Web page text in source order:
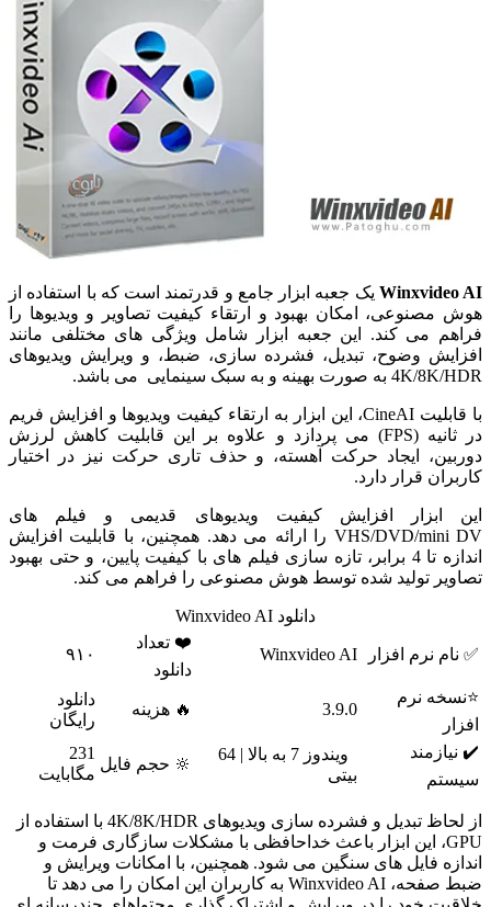
Winxvideo AI یک جعبه ابزار جامع و قدرتمند است که با استفاده از
هوش مصنوعی، امکان بهبود و ارتقاء کیفیت تصاویر و ویدیوها را
فراهم می کند. این جعبه ابزار شامل ویژگی های مختلفی مانند
افزایش وضوح، تبدیل، فشرده سازی، ضبط، و ویرایش ویدیوهای
4K/8K/HDR به صورت بهینه و به سبک سینمایی می باشد.
با قابلیت CineAI، این ابزار به ارتقاء کیفیت ویدیوها و افزایش فریم
در ثانیه (FPS) می پردازد و علاوه بر این قابلیت کاهش لرزش
دوربین، ایجاد حرکت آهسته، و حذف تاری حرکت نیز در اختیار
کاربران قرار دارد.
این ابزار افزایش کیفیت ویدیوهای قدیمی و فیلم های
VHS/DVD/mini DV را ارائه می دهد. همچنین، با قابلیت افزایش
اندازه تا 4 برابر، تازه سازی فیلم های با کیفیت پایین، و حتی بهبود
تصاویر تولید شده توسط هوش مصنوعی را فراهم می کند.
دانلود Winxvideo AI
✅ نام نرم افزار Winxvideo AI
❤️ تعداد
دانلود
۹۱۰
⭐نسخه نرم
افزار
3.9.0 🔥 هزینه
دانلود
رایگان
✔️ نیازمند
سیستم
ویندوز 7 به بالا | 64
بیتی
🔆 حجم فایل
231
مگابایت
از لحاظ تبدیل و فشرده سازی ویدیوهای 4K/8K/HDR با استفاده از
GPU، این ابزار باعث خداحافظی با مشکلات سازگاری فرمت و
اندازه فایل های سنگین می شود. همچنین، با امکانات ویرایش و
ضبط صفحه، Winxvideo AI به کاربران این امکان را می دهد تا